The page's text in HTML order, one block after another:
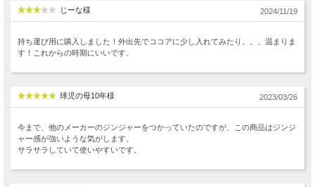
じーな様 2024/11/19
持ち運び用に購入しました！外出先でココアに少し入れてみたり。。。温まりま
す！これからの時期にいいです。
球児の母10年様 2023/03/26
今まで、他のメーカーのジンジャーをつかっていたのですが、この商品はジンジ
ャー感が強いような気がします。
サラサラしていて使いやすいです。